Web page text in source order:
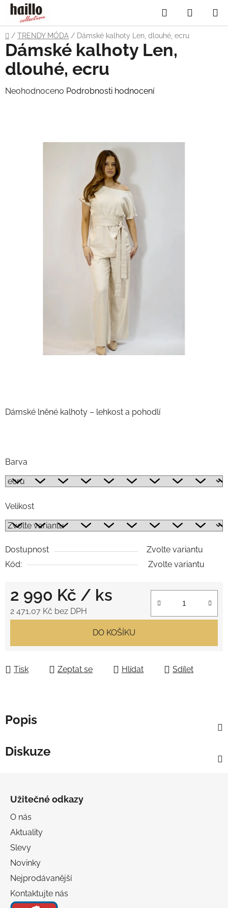
Přejít
obsah
Hledat
KOŠÍK
Domů
/ TRENDY MÓDA / Dámské kalhoty Len, dlouhé, ecru
Dámské lněné kalhoty – lehkost a pohodlí
Barva
Velikost
Dostupnost
Zvolte variantu
Kód:
Zvolte variantu
2 990 Kč / ks
2 471,07 Kč bez DPH
DO KOŠÍKU
Tisk Zeptat se Hlídat Sdílet
Dámské kalhoty Len,
dlouhé, ecru
Průměrné
Neohodnoceno Podrobnosti hodnocení
Popis
Diskuze
Užitečné odkazy
O nás
Aktuality
Slevy
Novinky
Nejprodávanější
Kontaktujte nás